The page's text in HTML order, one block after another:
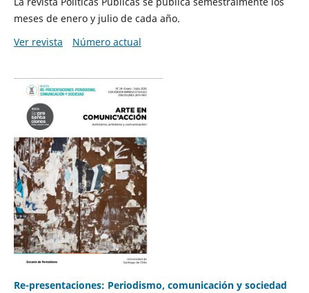
meses de enero y julio de cada año.
Ver revista
Número actual
Re-presentaciones: Periodismo, comunicación y sociedad